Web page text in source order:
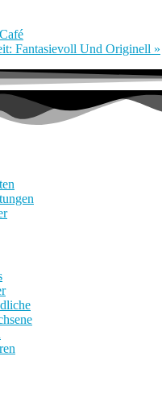
Fantasievoll Und Originell »